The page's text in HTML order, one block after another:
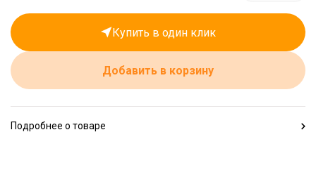
Купить в один клик
Добавить в корзину
Подробнее о товаре